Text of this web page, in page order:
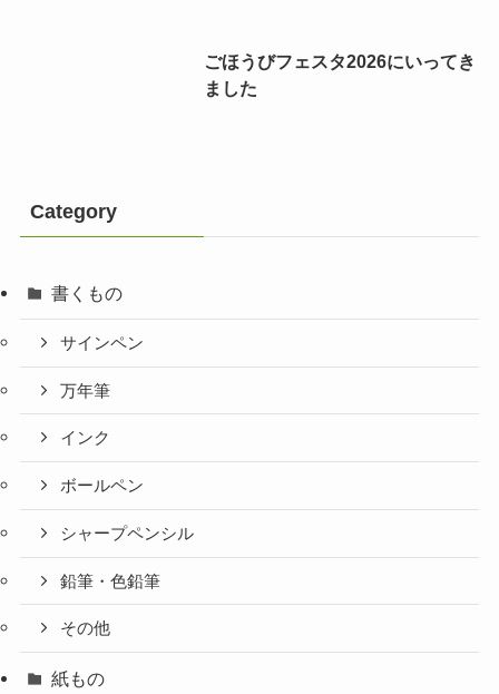
ごほうびフェスタ2026にいってき
ました
Category
書くもの
サインペン
万年筆
インク
ボールペン
シャープペンシル
鉛筆・色鉛筆
その他
紙もの